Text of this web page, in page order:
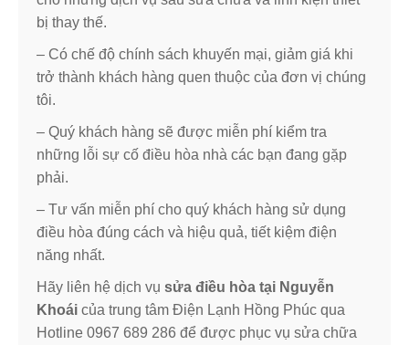
bị thay thế.
– Có chế độ chính sách khuyến mại, giảm giá khi
trở thành khách hàng quen thuộc của đơn vị chúng
tôi.
– Quý khách hàng sẽ được miễn phí kiểm tra
những lỗi sự cố điều hòa nhà các bạn đang gặp
phải.
– Tư vấn miễn phí cho quý khách hàng sử dụng
điều hòa đúng cách và hiệu quả, tiết kiệm điện
năng nhất.
Hãy liên hệ dịch vụ sửa điều hòa tại Nguyễn
Khoái của trung tâm Điện Lạnh Hồng Phúc qua
Hotline 0967 689 286 để được phục vụ sửa chữa